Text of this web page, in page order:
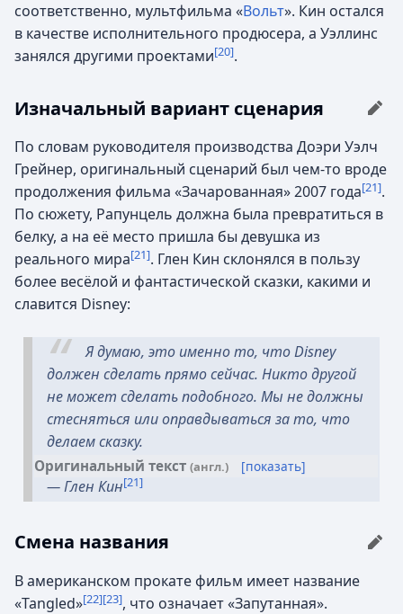
соответственно, мультфильма «Вольт». Кин остался
в качестве исполнительного продюсера, а Уэллинс
занялся другими проектами[20].
Изначальный вариант сценария
По словам руководителя производства Доэри Уэлч
Грейнер, оригинальный сценарий был чем-то вроде
продолжения фильма «Зачарованная» 2007 года[21].
По сюжету, Рапунцель должна была превратиться в
белку, а на её место пришла бы девушка из
реального мира[21]. Глен Кин склонялся в пользу
более весёлой и фантастической сказки, какими и
славится Disney:
Я думаю, это именно то, что Disney
должен сделать прямо сейчас. Никто другой
не может сделать подобного. Мы не должны
стесняться или оправдываться за то, что
делаем сказку.
Оригинальный текст (англ.) [показать]
— Глен Кин[21]
Смена названия
В американском прокате фильм имеет название
«Tangled»[22][23], что означает «Запутанная».